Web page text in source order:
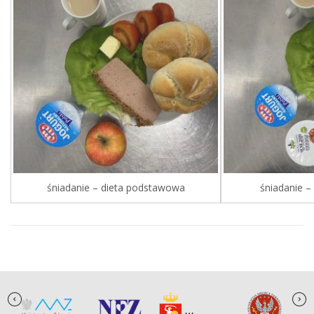
śniadanie – dieta podstawowa śniadanie